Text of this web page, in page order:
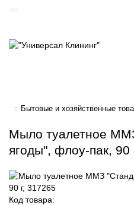
Бытовые и хозяйственные
Мыло туалетное
ягоды", флоу-пак, 90
Код товара: